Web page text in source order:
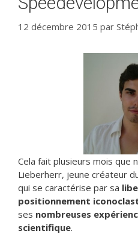
12 décembre 2015 par
Cela fait plusieurs mois que
Lieberherr, jeune créateur
qui se caractérise par sa
positionnement
ses nombreuses
scientifique.